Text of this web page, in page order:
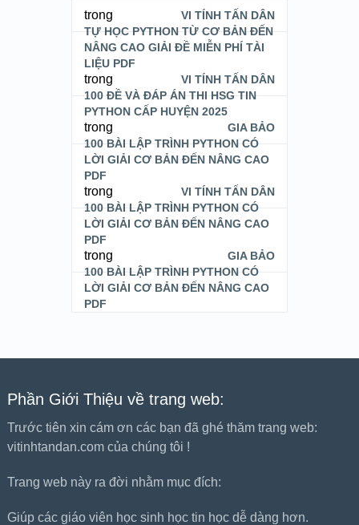
VI TÍNH TẤN DÂN
trong
TỰ HỌC PYTHON TỪ CƠ BẢN ĐẾN
NÂNG CAO GIẢI ĐỀ MIỄN PHÍ TÀI
LIỆU PDF
VI TÍNH TẤN DÂN
trong
100 ĐỀ VÀ ĐÁP ÁN THI HSG TIN
PYTHON CẤP HUYỆN 2025
GIA BẢO
trong
100 BÀI LẬP TRÌNH PYTHON CÓ
LỜI GIẢI CƠ BẢN ĐẾN NÂNG CAO
PDF
VI TÍNH TẤN DÂN
trong
100 BÀI LẬP TRÌNH PYTHON CÓ
LỜI GIẢI CƠ BẢN ĐẾN NÂNG CAO
PDF
GIA BẢO
trong
100 BÀI LẬP TRÌNH PYTHON CÓ
LỜI GIẢI CƠ BẢN ĐẾN NÂNG CAO
PDF
Phần Giới Thiệu về trang web:
Trước tiên xin cám ơn các bạn đã ghé thăm trang web:
vitinhtandan.com của chúng tôi !
Trang web này ra đời nhằm mục đích:
Giúp các giáo viên học sinh học tin học dễ dàng hơn.